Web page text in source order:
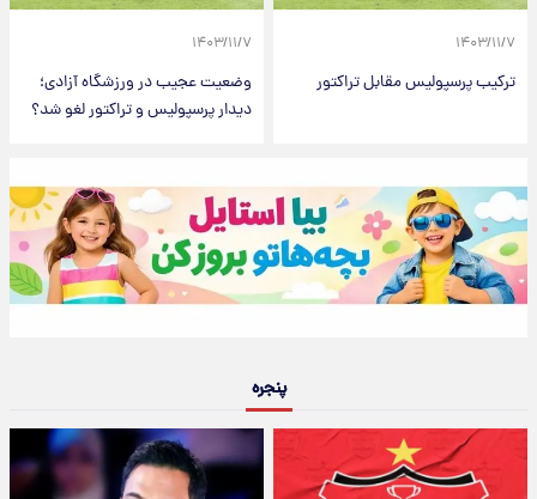
۱۴۰۳/۱۱/۷
ترکیب پرسپولیس مقابل تراکتور
۱۴۰۳/۱۱/۷
وضعیت عجیب در ورزشگاه آزادی؛
دیدار پرسپولیس و تراکتور لغو شد؟
پنجره